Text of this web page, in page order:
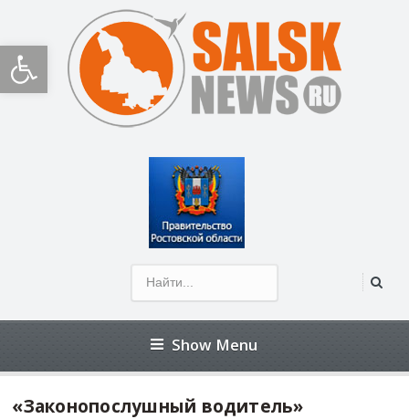
Открыть панель инструментов
Show Menu
«Законопослушный водитель»